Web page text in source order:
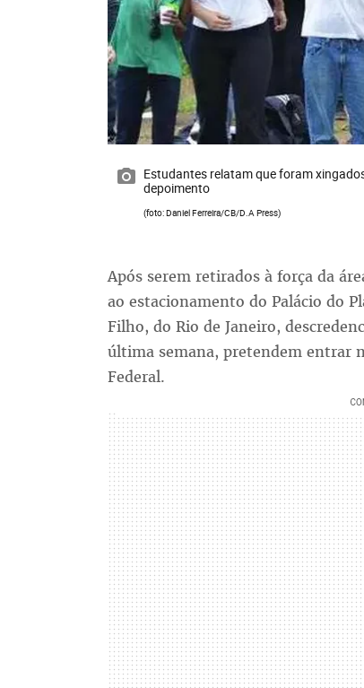
Estudantes relatam que foram
depoimento
(foto: Daniel Ferreira/CB/D.A Press)
Após serem retirados à força da
ao estacionamento do Palácio do
Filho, do Rio de Janeiro,
última semana, pretendem entrar
Federal.